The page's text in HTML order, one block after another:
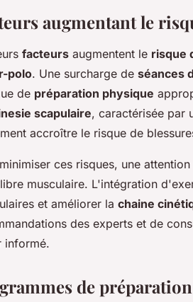
augmentant le
facteurs augmentent le risque
polo. Une surcharge de séances
de préparation physique
scapulaire, caractérisée par
accroître le risque de
ces risques, une
musculaire. L'intégration
et améliorer la chaine
des experts et de
informé.
de